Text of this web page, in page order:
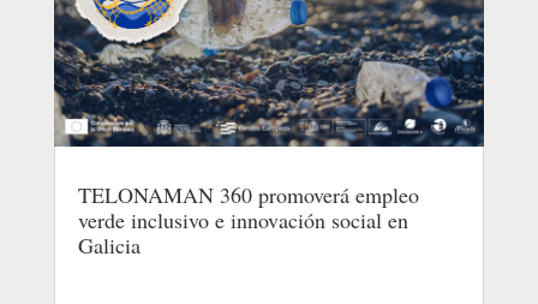
TELONAMAN 360 promoverá empleo
verde inclusivo e innovación social en
Galicia